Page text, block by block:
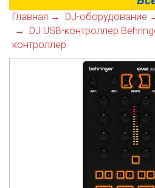
Главная DJ-оборудование
DJ USB-контроллер
контроллер